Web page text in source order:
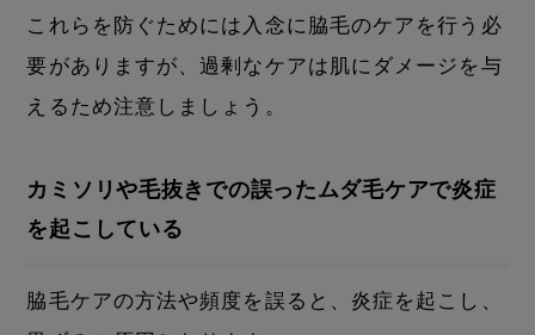
これらを防ぐためには入念に脇毛のケアを行う必
要がありますが、過剰なケアは肌にダメージを与
えるため注意しましょう。
カミソリや毛抜きでの誤ったムダ毛ケアで炎症
を起こしている
脇毛ケアの方法や頻度を誤ると、炎症を起こし、